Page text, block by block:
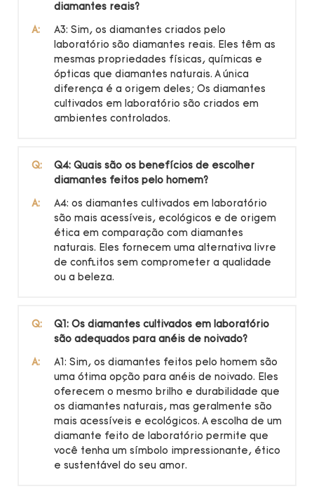
diamantes reais?
A:
A3: Sim, os diamantes criados pelo
laboratório são diamantes reais. Eles têm as
mesmas propriedades físicas, químicas e
ópticas que diamantes naturais. A única
diferença é a origem deles; Os diamantes
cultivados em laboratório são criados em
ambientes controlados.
Q:
Q4: Quais são os benefícios de escolher
diamantes feitos pelo homem?
A:
A4: os diamantes cultivados em laboratório
são mais acessíveis, ecológicos e de origem
ética em comparação com diamantes
naturais. Eles fornecem uma alternativa livre
de conflitos sem comprometer a qualidade
ou a beleza.
Q:
Q1: Os diamantes cultivados em laboratório
são adequados para anéis de noivado?
A:
A1: Sim, os diamantes feitos pelo homem são
uma ótima opção para anéis de noivado. Eles
oferecem o mesmo brilho e durabilidade que
os diamantes naturais, mas geralmente são
mais acessíveis e ecológicos. A escolha de um
diamante feito de laboratório permite que
você tenha um símbolo impressionante, ético
e sustentável do seu amor.